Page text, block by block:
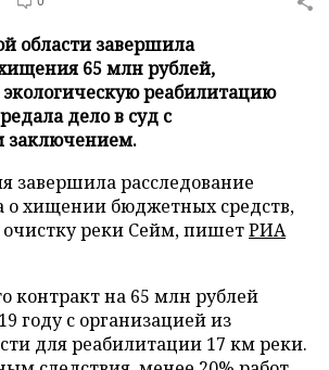
области завершила
65 млн рублей,
реабилитацию
дело в суд с
заключением.
завершила расследование
о хищении бюджетных средств,
реки Сейм, пишетРИА
контракт на 65 млн рублей
году с организацией из
для реабилитации 17 км реки.